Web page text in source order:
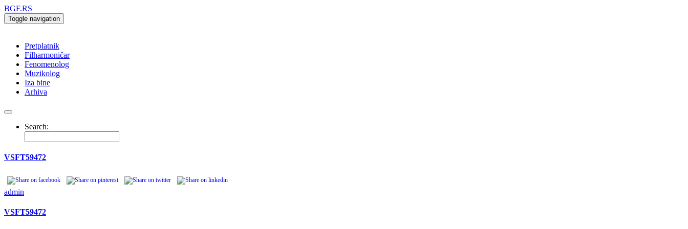
BGF.RS
Toggle navigation
Pretplatnik
Filharmoničar
Fenomenolog
Muzikolog
Iza bine
Arhiva
Search:
VSFT59472
admin
VSFT59472